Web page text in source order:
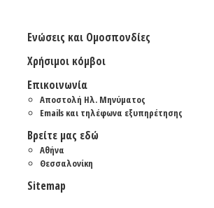
Ενώσεις και Ομοσπονδίες
Χρήσιμοι κόμβοι
Επικοινωνία
Αποστολή Ηλ. Μηνύματος
Emails και τηλέφωνα εξυπηρέτησης
Βρείτε μας εδώ
Αθήνα
Θεσσαλονίκη
Sitemap